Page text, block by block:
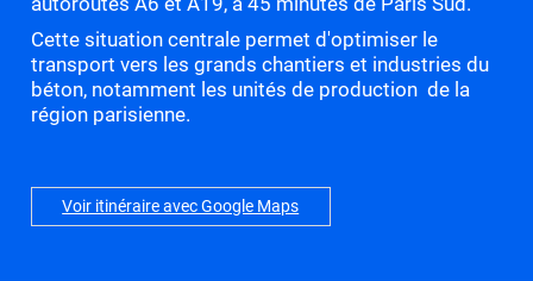
autoroutes A6 et A19, à 45 minutes de Paris Sud.
Cette situation centrale permet d'optimiser le
transport vers les grands chantiers et industries du
béton, notamment les unités de production de la
région parisienne.
Voir itinéraire avec Google Maps